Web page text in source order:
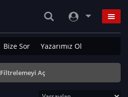
Bize Sor Yazarımız Ol
Filtrelemeyi Aç